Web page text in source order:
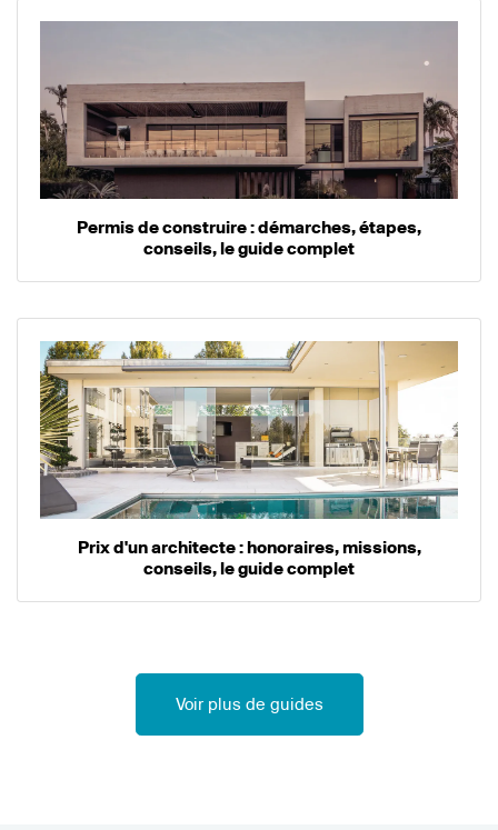
Permis de construire : démarches, étapes,
conseils, le guide complet
Prix d'un architecte : honoraires, missions,
conseils, le guide complet
Voir plus de guides